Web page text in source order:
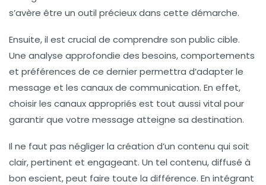
s’avère être un outil précieux dans cette démarche.
Ensuite, il est crucial de comprendre son public cible.
Une analyse approfondie des besoins, comportements
et préférences de ce dernier permettra d’adapter le
message et les canaux de communication. En effet,
choisir les canaux appropriés est tout aussi vital pour
garantir que votre message atteigne sa destination.
Il ne faut pas négliger la création d’un contenu qui soit
clair,pertinent et engageant. Un tel contenu, diffusé à
bon escient, peut faire toute la différence. En intégrant